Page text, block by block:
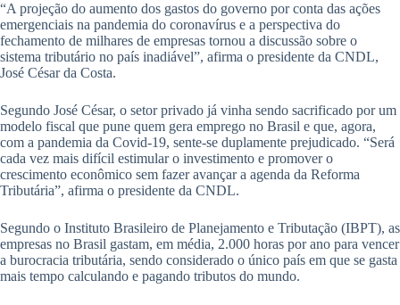
“A projeção do aumento dos gastos do governo por conta das ações
emergenciais na pandemia do coronavírus e a perspectiva do
fechamento de milhares de empresas tornou a discussão sobre o
sistema tributário no país inadiável”, afirma o presidente da CNDL,
José César da Costa.
Segundo José César, o setor privado já vinha sendo sacrificado por um
modelo fiscal que pune quem gera emprego no Brasil e que, agora,
com a pandemia da Covid-19, sente-se duplamente prejudicado. “Será
cada vez mais difícil estimular o investimento e promover o
crescimento econômico sem fazer avançar a agenda da Reforma
Tributária”, afirma o presidente da CNDL.
Segundo o Instituto Brasileiro de Planejamento e Tributação (IBPT), as
empresas no Brasil gastam, em média, 2.000 horas por ano para vencer
a burocracia tributária, sendo considerado o único país em que se gasta
mais tempo calculando e pagando tributos do mundo.